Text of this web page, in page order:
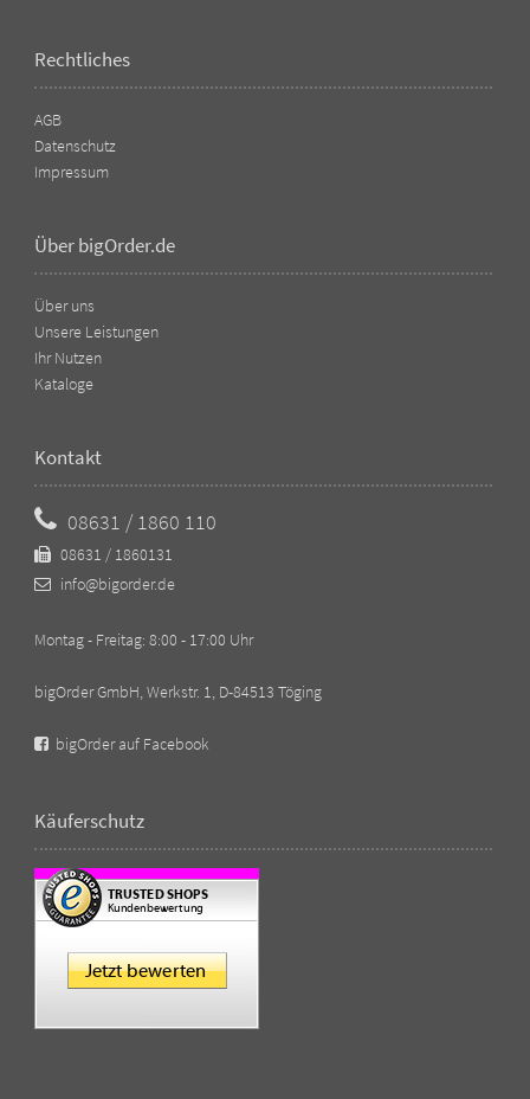
Rechtliches
AGB
Datenschutz
Impressum
Über bigOrder.de
Über uns
Unsere Leistungen
Ihr Nutzen
Kataloge
Kontakt
08631 / 1860 110
08631 / 1860131
info@bigorder.de
Montag - Freitag: 8:00 - 17:00 Uhr
bigOrder GmbH, Werkstr. 1, D-84513 Töging
bigOrder auf Facebook
Käuferschutz